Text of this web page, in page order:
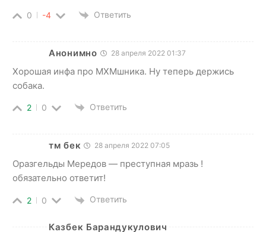
0 -4 Ответить
Анонимно 28 апреля 2022 01:37
Хорошая инфа про MXMшника. Ну теперь держись
собака.
2 0 Ответить
тм бек 28 апреля 2022 07:05
Оразгельды Мередов — преступная мразь !
обязательно ответит!
2 0 Ответить
Казбек Барандукулович